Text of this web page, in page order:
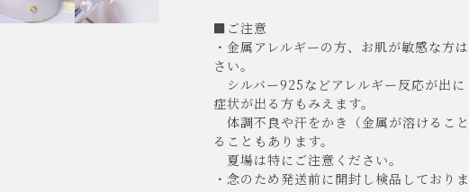
■ご注意
・金属アレルギーの方、お肌が敏感な方
さい。
シルバー925などアレルギー反応が出に
症状が出る方もみえます。
体調不良や汗をかき（金属が溶けるこ
ることもあります。
夏場は特にご注意ください。
・念のため発送前に開封し検品しておりま